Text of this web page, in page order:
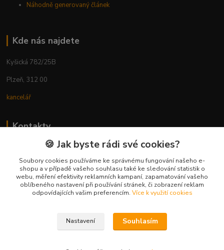
Náhodně generovaný článek
Kde nás najdete
Kyšická 782/25B
Plzeň, 312 00
kancelář
Kontakty
Ing. Michal Vaněk
+420 603 332 100
(Po-Pá, 10-17 hod.)
info@vyhodnynakup.eu
🍪 Jak byste rádi své cookies?
Soubory cookies používáme ke správnému fungování našeho e-
shopu a v případě vašeho souhlasu také ke sledování statistik o
webu, měření efektivity reklamních kampaní, zapamatování vašeho
oblíbeného nastavení při používání stránek, či zobrazení reklam
odpovídajících vašim preferencím. Více k využití cookies
Nastavení Souhlasím